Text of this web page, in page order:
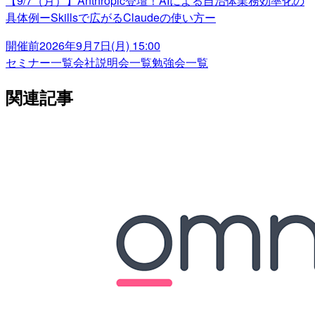
具体例ーSkillsで広がるClaudeの使い方ー
開催前2026年9月7日(月) 15:00
セミナー一覧会社説明会一覧勉強会一覧
関連記事